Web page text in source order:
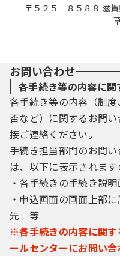
〒５２５－８５８８ 滋
お問い合わせ
各手続き等の内容に
各手続き等の内容（制
否など）に関するお問
接ご連絡ください。
手続き担当部門のお問
は、以下に表示されます
・各手続きの手続き説
・申込画面の画面上部
先 等
※各手続きの内容に関す
ールセンターにお問い